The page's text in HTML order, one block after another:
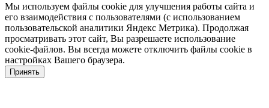
Мы используем файлы cookie для улучшения работы сайта и
его взаимодействия с пользователями (с использованием
пользовательской аналитики Яндекс Метрика). Продолжая
просматривать этот сайт, Вы разрешаете использование
cookie-файлов. Вы всегда можете отключить файлы cookie в
настройках Вашего браузера.
Принять